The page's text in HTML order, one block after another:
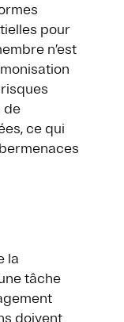
pour
n’est
de
ce qui
la
tâche
doivent